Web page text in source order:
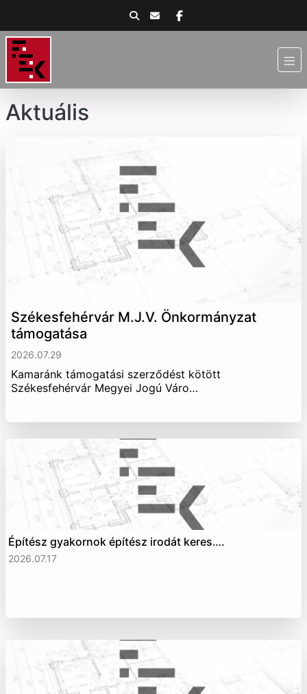
Aktuális
Székesfehérvár M.J.V. Önkormányzat
támogatása
2026.07.29
Kamaránk támogatási szerződést kötött
Székesfehérvár Megyei Jogú Váro…
Építész gyakornok építész irodát keres….
2026.07.17